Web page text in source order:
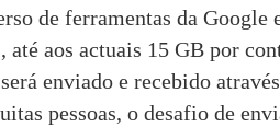
de ferramentas da Google
até aos actuais 15 GB por
será enviado e recebido
pessoas, o desafio de